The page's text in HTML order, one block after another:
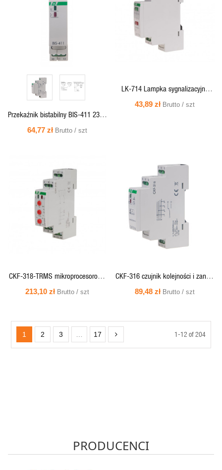
PODGLĄD
Przekaźnik bistabilny BIS-411 230V
16A, montaż na szynie DIN, F&F
64,77 zł Brutto / szt
LK-714 Lampka sygnalizacyjna
zasilania-dustanowa 130÷260V
43,89 zł Brutto / szt
SZYBKI
PODGLĄD
CKF-318-TRMS mikroprocesorowy
czujnik kolejności i zaniku faz, z
213,10 zł Brutto / szt
SZYBKI
PODGLĄD
CKF-316 czujnik kolejności i zaniku
faz, montaz na szynie DIN
89,48 zł Brutto / szt
1 2 3 … 17 1-12 of 204
PRODUCENCI